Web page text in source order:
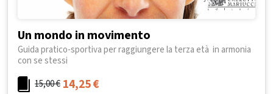
Un mondo in movimento
Guida pratico-sportiva per raggiungere la terza età in armonia
con se stessi
15,00€ 14,25€